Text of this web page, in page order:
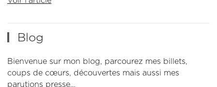
Blog
Bienvenue sur mon blog, parcourez mes billets,
coups de cœurs, découvertes mais aussi mes
parutions presse…